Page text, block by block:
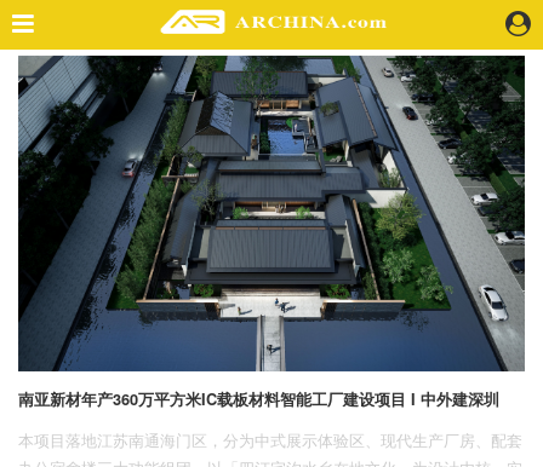
精选案例
建 筑
景 观
室 内
视 频
头条资讯
业 界
机 构
人 物
地 产
南亚新材年产360万平方米IC载板材料智能工厂建设项目 I 中外建深圳
本项目落地江苏南通海门区，分为中式展示体验区、现代生产厂房、配套